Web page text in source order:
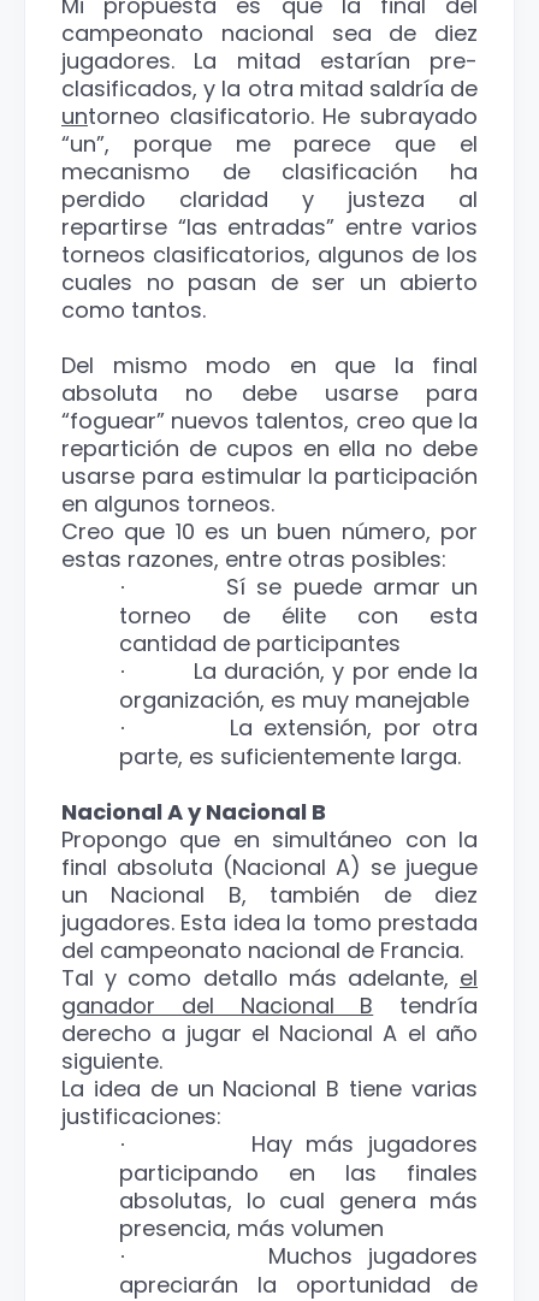
campeonato nacional sea de diez
jugadores. La mitad estarían pre-
clasificados, y la otra mitad saldría de
untorneo clasificatorio. He subrayado
“un”, porque me parece que el
mecanismo de clasificación ha
perdido claridad y justeza al
repartirse “las entradas” entre varios
torneos clasificatorios, algunos de los
cuales no pasan de ser un abierto
como tantos.
Del mismo modo en que la final
absoluta no debe usarse para
“foguear” nuevos talentos, creo que la
repartición de cupos en ella no debe
usarse para estimular la participación
en algunos torneos.
Creo que 10 es un buen número, por
estas razones, entre otras posibles:
·
Sí se puede armar un
torneo de élite con esta
cantidad de participantes
·
La duración, y por ende la
organización, es muy manejable
·
La extensión, por otra
parte, es suficientemente larga.
Nacional A y Nacional B
Propongo que en simultáneo con la
final absoluta (Nacional A) se juegue
un Nacional B, también de diez
jugadores. Esta idea la tomo prestada
del campeonato nacional de Francia.
Tal y como detallo más adelante, el
ganador del Nacional B tendría
derecho a jugar el Nacional A el año
siguiente.
La idea de un Nacional B tiene varias
justificaciones:
·
Hay más jugadores
participando en las finales
absolutas, lo cual genera más
presencia, más volumen
·
Muchos jugadores
apreciarán la oportunidad de